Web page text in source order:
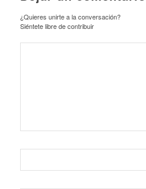
¿Quieres unirte a la conversación?
Siéntete libre de contribuir